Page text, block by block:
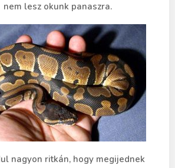
nem lesz okunk panaszra.
nagyon ritkán, hogy megijednek